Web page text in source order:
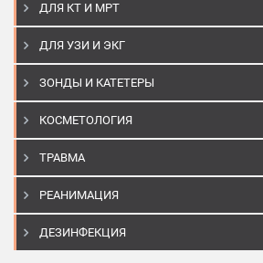
ДЛЯ КТ И МРТ
ДЛЯ УЗИ И ЭКГ
ЗОНДЫ И КАТЕТЕРЫ
КОСМЕТОЛОГИЯ
ТРАВМА
РЕАНИМАЦИЯ
ДЕЗИНФЕКЦИЯ